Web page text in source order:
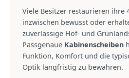
Viele Besitzer restaurieren ihre
inzwischen bewusst oder
zuverlässige Hof- und
Passgenaue Kabinenscheiben
Funktion, Komfort und die
Optik langfristig zu bewahren.